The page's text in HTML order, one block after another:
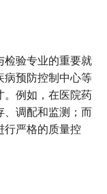
检验专业的重要就
病预防控制中心等
。例如，在医院药
、调配和监测；而
行严格的质量控